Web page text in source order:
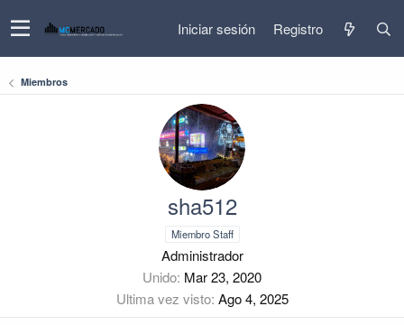
Iniciar sesión Registro
Miembros
sha512
Miembro Staff
Administrador
Unido Mar 23, 2020
Ultima vez visto Ago 4, 2025